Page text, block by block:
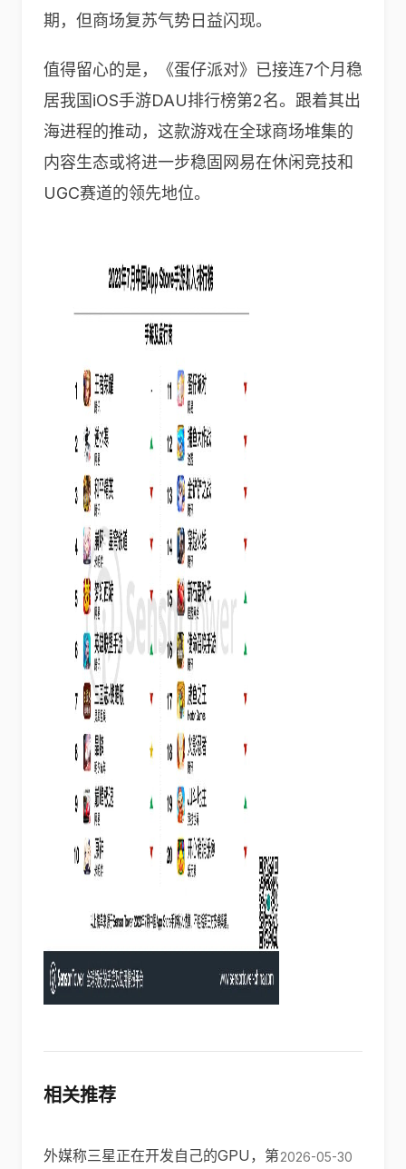
期，但商场复苏气势日益闪现。
值得留心的是，《蛋仔派对》已接连7个月稳
居我国iOS手游DAU排行榜第2名。跟着其出
海进程的推动，这款游戏在全球商场堆集的
内容生态或将进一步稳固网易在休闲竞技和
UGC赛道的领先地位。
相关推荐
外媒称三星正在开发自己的GPU，第2026-05-30